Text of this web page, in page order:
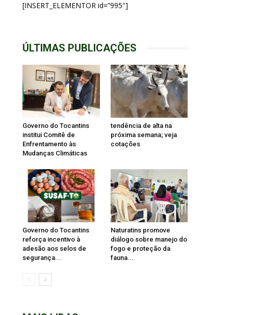
[INSERT_ELEMENTOR id=”995″]
ÚLTIMAS PUBLICAÇÕES
Governo do Tocantins
institui Comitê de
Enfrentamento às
Mudanças Climáticas
tendência de alta na
próxima semana; veja
cotações
Governo do Tocantins
reforça incentivo à
adesão aos selos de
segurança...
Naturatins promove
diálogo sobre manejo do
fogo e proteção da
fauna...